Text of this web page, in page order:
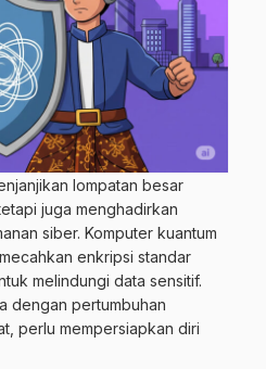
lompatan besar
juga menghadirkan
siber. Komputer kuantum
enkripsi standar
melindungi data sensitif.
dengan pertumbuhan
perlu mempersiapkan diri